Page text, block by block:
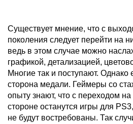
Существует мнение, что с
поколения следует перейти на
ведь в этом случае можно
графикой, детализацией,
Многие так и поступают. Однако
сторона медали. Геймеры со
опыту знают, что с переходом
стороне останутся игры для
не будут востребованы. Так